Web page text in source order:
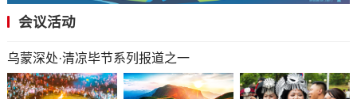
会议活动
乌蒙深处·清凉毕节系列报道之一